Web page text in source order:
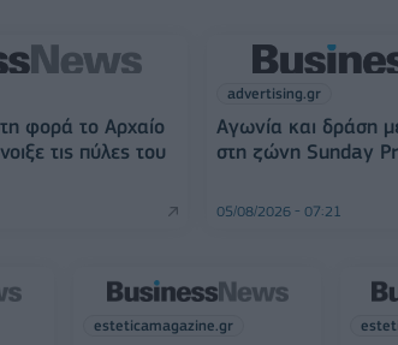
φορά το Αρχαίο
τις πύλες του
advertising.gr
Αγωνία και δράση
στη ζώνη Sunday
05/08/2026 - 07:21
esteticamagazine.gr